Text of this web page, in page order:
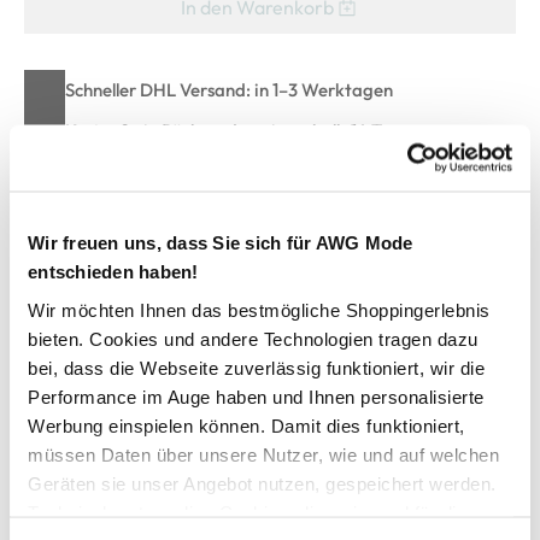
Wir freuen uns, dass Sie sich für AWG Mode
entschieden haben!
Wir möchten Ihnen das bestmögliche Shoppingerlebnis
bieten. Cookies und andere Technologien tragen dazu
bei, dass die Webseite zuverlässig funktioniert, wir die
Performance im Auge haben und Ihnen personalisierte
Werbung einspielen können. Damit dies funktioniert,
müssen Daten über unsere Nutzer, wie und auf welchen
Geräten sie unser Angebot nutzen, gespeichert werden.
In den Warenkorb
Schneller DHL Versand: in 1–3 Werktagen
Kostenfreie Rücksendung innerhalb 14 Tage
Kostenlose Filiallieferung in Ihre Wunschfiliale
Zur Wunschliste hinzufügen
Herren Henleyshirt in Waffeloptik
bequemes Henleyshirt von Jim Spencer
Rundhals-Ausschnitt mit Knopfleiste
aufgesetzte Brusttasche